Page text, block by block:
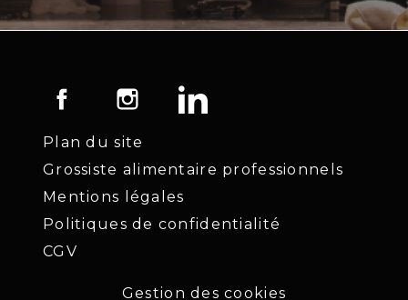
Facebook Instagram
Plan du site
Grossiste alimentaire professionnels
Mentions légales
Politiques de confidentialité
CGV
Gestion des cookies